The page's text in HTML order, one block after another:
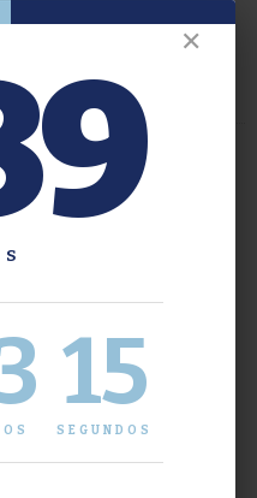
✕
16
SEGUNDOS